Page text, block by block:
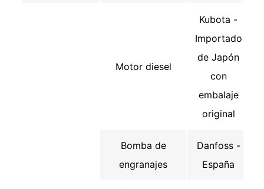
Motor diesel
Kubota -
Importado
de Japón
con
embalaje
original
Bomba de
engranajes
Danfoss -
España